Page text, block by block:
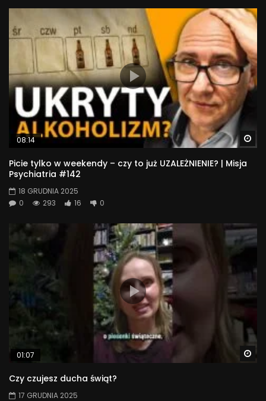
08:14
Picie tylko w weekendy – czy to już UZALEŻNIENIE? | Misja
Psychiatria #142
18 GRUDNIA 2025
0
293 16 0
01:07
Czy czujesz ducha świąt?
17 GRUDNIA 2025